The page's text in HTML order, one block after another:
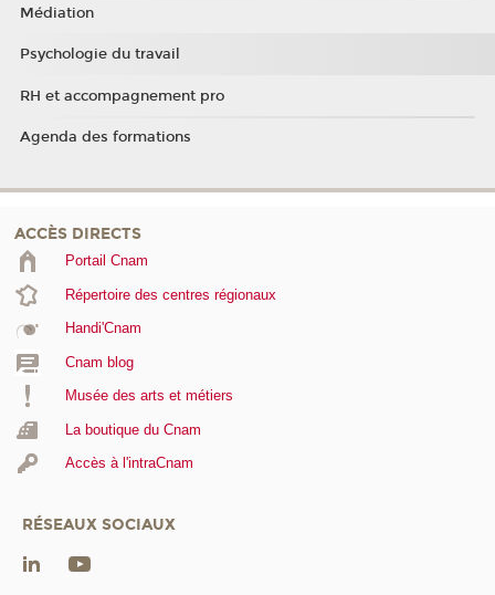
Médiation
Psychologie du travail
RH et accompagnement pro
Agenda des formations
ACCÈS DIRECTS
Portail Cnam
Répertoire des centres régionaux
Handi'Cnam
Cnam blog
Musée des arts et métiers
La boutique du Cnam
Accès à l'intraCnam
RÉSEAUX SOCIAUX